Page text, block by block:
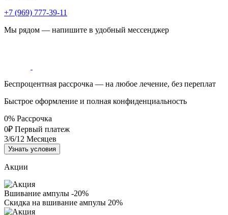
+7 (969) 777-39-11
Мы рядом — напишите в удобный мессенджер
Беспроцентная рассрочка — на любое лечение, без переплат
Быстрое оформление и полная конфиденциальность
0% Рассрочка
0₽ Первый платеж
3/6/12 Месяцев
Узнать условия
Акции
Вшивание ампулы -20%
Скидка на вшивание ампулы 20%